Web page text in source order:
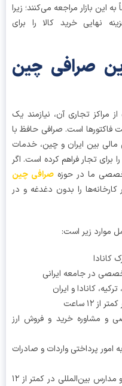
مراجعه می‌کنند؛ زیرا
خرید کالا را برای
صرافی چین
تجاری آن، نیازمند یک
است. صرافی حافظ با
بین ایران و چین، خدمات
فراهم کرده است. اگر
در حوزه صرافی چین
را بدون دغدغه و در
زیر است:
و ایران
خرید و فروش ارز
واردات و صادرات
پرداخت سریع شهریه دانشگاه‌ها و مدارس بین‌المللی در کمتر از ۱۲